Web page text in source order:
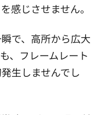
感じさせません。
で、高所から広大
、フレームレート
生しませんでし